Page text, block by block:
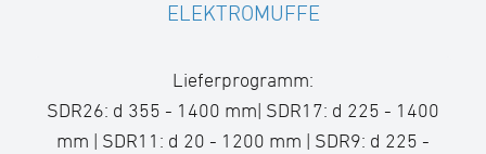
ELEKTROMUFFE
Lieferprogramm:
SDR26: d 355 - 1400 mm| SDR17: d 225 - 1400
mm | SDR11: d 20 - 1200 mm | SDR9: d 225 -